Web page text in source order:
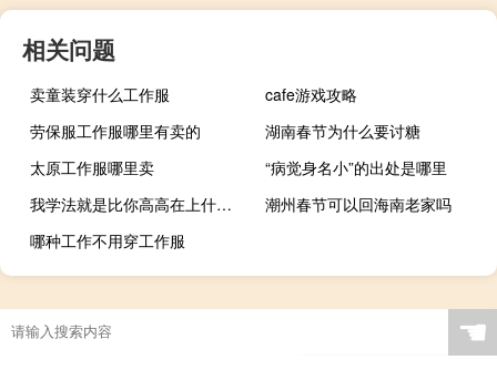
相关问题
卖童装穿什么工作服
cafe游戏攻略
劳保服工作服哪里有卖的
湖南春节为什么要讨糖
太原工作服哪里卖
“病觉身名小”的出处是哪里
我学法就是比你高高在上什么梗
潮州春节可以回海南老家吗
哪种工作不用穿工作服
☚